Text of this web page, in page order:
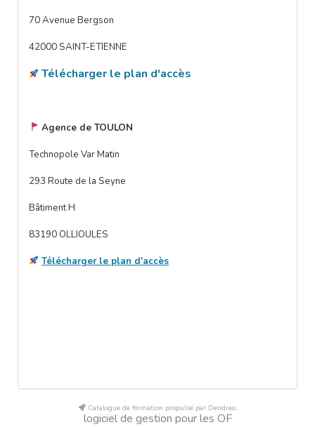
70 Avenue Bergson
42000 SAINT-ETIENNE
Télécharger le plan d'accès
Agence de TOULON
Technopole Var Matin
293 Route de la Seyne
Bâtiment H
83190 OLLIOULES
Télécharger le plan d'accès
Catalogue de formation propulsé par Dendreo,
logiciel de gestion pour les OF